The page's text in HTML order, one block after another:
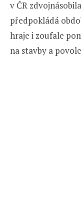
v ČR
předpokládá
hraje i zoufale
na stavby a